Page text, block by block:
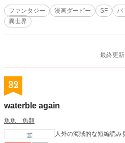
ファンタジー 漫画ダービー SF バ
異世界
最終更
32
waterble again
魚魚 魚類
人外の海賊的な短編読み